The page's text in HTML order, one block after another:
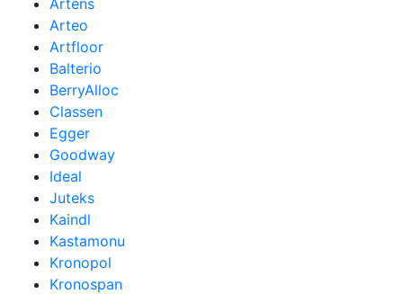
Artens
Arteo
Artfloor
Balterio
BerryAlloc
Classen
Egger
Goodway
Ideal
Juteks
Kaindl
Kastamonu
Kronopol
Kronospan